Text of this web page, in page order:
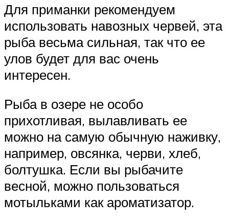
Для приманки рекомендуем
использовать навозных червей, эта
рыба весьма сильная, так что ее
улов будет для вас очень
интересен.
Рыба в озере не особо
прихотливая, вылавливать ее
можно на самую обычную наживку,
например, овсянка, черви, хлеб,
болтушка. Если вы рыбачите
весной, можно пользоваться
мотыльками как ароматизатор.